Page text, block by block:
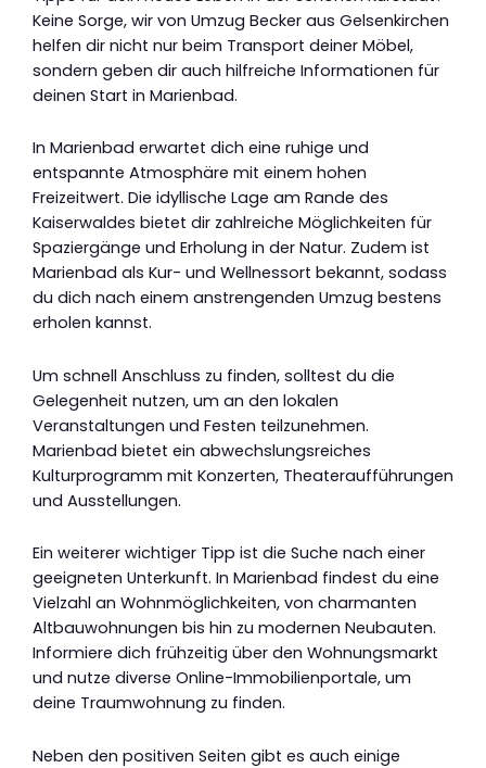
Keine Sorge, wir von Umzug Becker aus Gelsenkirchen
helfen dir nicht nur beim Transport deiner Möbel,
sondern geben dir auch hilfreiche Informationen für
deinen Start in Marienbad.
In Marienbad erwartet dich eine ruhige und
entspannte Atmosphäre mit einem hohen
Freizeitwert. Die idyllische Lage am Rande des
Kaiserwaldes bietet dir zahlreiche Möglichkeiten für
Spaziergänge und Erholung in der Natur. Zudem ist
Marienbad als Kur- und Wellnessort bekannt, sodass
du dich nach einem anstrengenden Umzug bestens
erholen kannst.
Um schnell Anschluss zu finden, solltest du die
Gelegenheit nutzen, um an den lokalen
Veranstaltungen und Festen teilzunehmen.
Marienbad bietet ein abwechslungsreiches
Kulturprogramm mit Konzerten, Theateraufführungen
und Ausstellungen.
Ein weiterer wichtiger Tipp ist die Suche nach einer
geeigneten Unterkunft. In Marienbad findest du eine
Vielzahl an Wohnmöglichkeiten, von charmanten
Altbauwohnungen bis hin zu modernen Neubauten.
Informiere dich frühzeitig über den Wohnungsmarkt
und nutze diverse Online-Immobilienportale, um
deine Traumwohnung zu finden.
Neben den positiven Seiten gibt es auch einige